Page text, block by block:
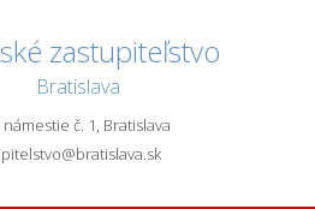
zastupiteľstvo
Bratislava
č. 1, Bratislava